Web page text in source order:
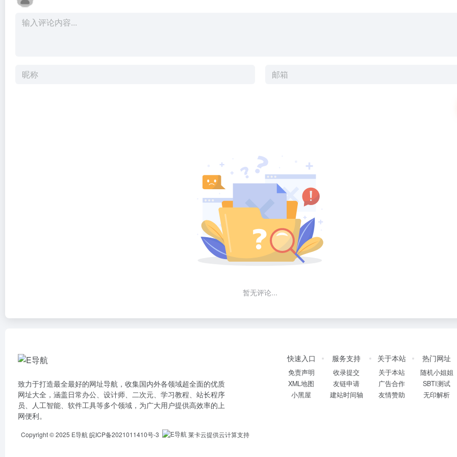
暂无评论...
致力于打造最全最好的网址导航，收集国内外各领域超全面的优质
网址大全，涵盖日常办公、设计师、二次元、学习教程、站长程序
员、人工智能、软件工具等多个领域，为广大用户提供高效率的上
网便利。
快速入口
免责声明
XML地图
小黑屋
服务支持
收录提交
友链申请
建站时间轴
关于本站
关于本站
广告合作
友情赞助
热门网址
随机小姐姐
SBTI测试
无印解析
Copyright © 2025 E导航皖ICP备2021011410号-3 莱卡云提供云计算支持